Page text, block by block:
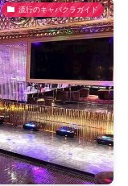
流行のキャバクラガイド